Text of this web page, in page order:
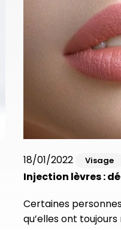
18/01/2022 Visage
Injection lèvres :
Certaines
qu’elles ont